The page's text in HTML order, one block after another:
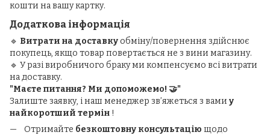
кошти на вашу картку.
Додаткова інформація
🔹 Витрати на доставкуобміну/повернення здійснює
покупець, якщо товар повертається не з вини магазину.
🔹 У разі виробничого браку ми компенсуємо всі витрати
на доставку.
"Маєте питання? Ми допоможемо! 🤝"
Залиште заявку, і наш менеджер зв’яжеться з вами у
найкоротший термін !
Отримайте безкоштовну консультацію щодо